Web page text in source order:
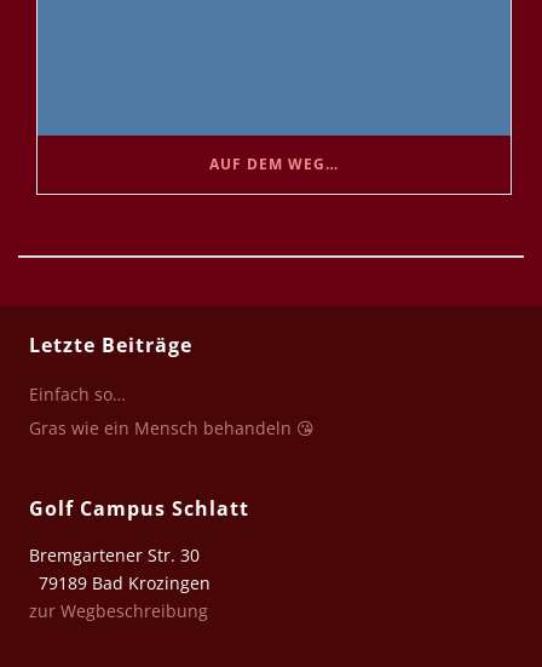
AUF DEM WEG…
Letzte Beiträge
Einfach so…
Gras wie ein Mensch behandeln 😘
Golf Campus Schlatt
Bremgartener Str. 30
79189 Bad Krozingen
zur Wegbeschreibung